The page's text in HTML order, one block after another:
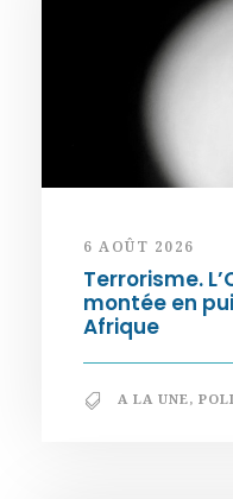
6 AOÛT 2026
Terrorisme.
montée en
Afrique
A LA UNE,